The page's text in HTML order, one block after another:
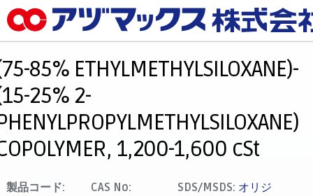
メニュー
お気に入り
カート
マイアカウント
主要取扱ブランド
85% ETHYLMETHYLSILOXANE)-
25% 2-
1,200-1,600 cSt
製品コード:
CAS No:
SDS/MSDS: オリジ